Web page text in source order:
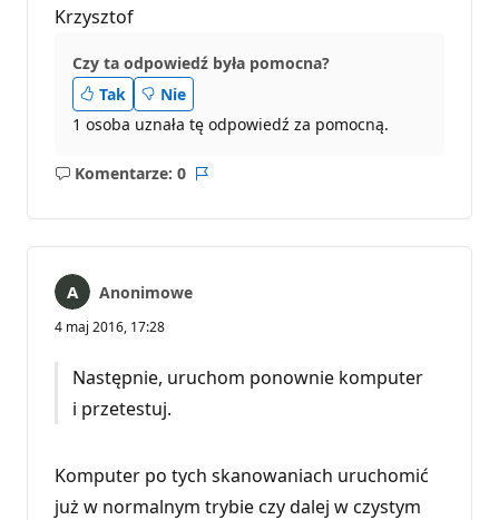
Krzysztof
Czy ta odpowiedź była pomocna?
Tak
Nie
1 osoba uznała tę odpowiedź za pomocną.
Komentarze: 0
Brak
Anonimowe
4 maj 2016, 17:28
Następnie, uruchom ponownie komputer
i przetestuj.
Komputer po tych skanowaniach uruchomić
już w normalnym trybie czy dalej w czystym